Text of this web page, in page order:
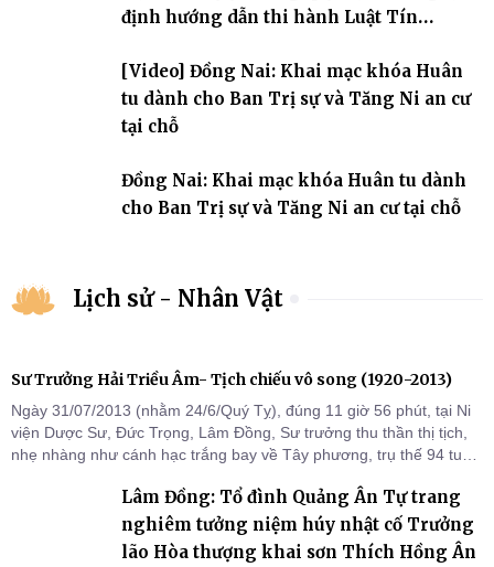
định hướng dẫn thi hành Luật Tín
[Video] Đồng Nai: Khai mạc khóa Huân
tu dành cho Ban Trị sự và Tăng Ni an cư
tại chỗ
Đồng Nai: Khai mạc khóa Huân tu dành
cho Ban Trị sự và Tăng Ni an cư tại chỗ
Lịch sử - Nhân Vật
Sư Trưởng Hải Triều Âm- Tịch chiếu vô song (1920-2013)
Ngày 31/07/2013 (nhằm 24/6/Quý Tỵ), đúng 11 giờ 56 phút, tại Ni
viện Dược Sư, Đức Trọng, Lâm Đồng, Sư trưởng thu thần thị tịch,
nhẹ nhàng như cánh hạc trắng bay về Tây phương, trụ thế 94 tuổi
Lâm Đồng: Tổ đình Quảng Ân Tự trang
nghiêm tưởng niệm húy nhật cố Trưởng
lão Hòa thượng khai sơn Thích Hồng Ân